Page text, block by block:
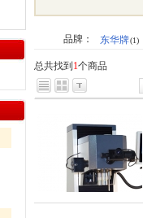
品牌： 东华牌(1)
总共找到 1个商品